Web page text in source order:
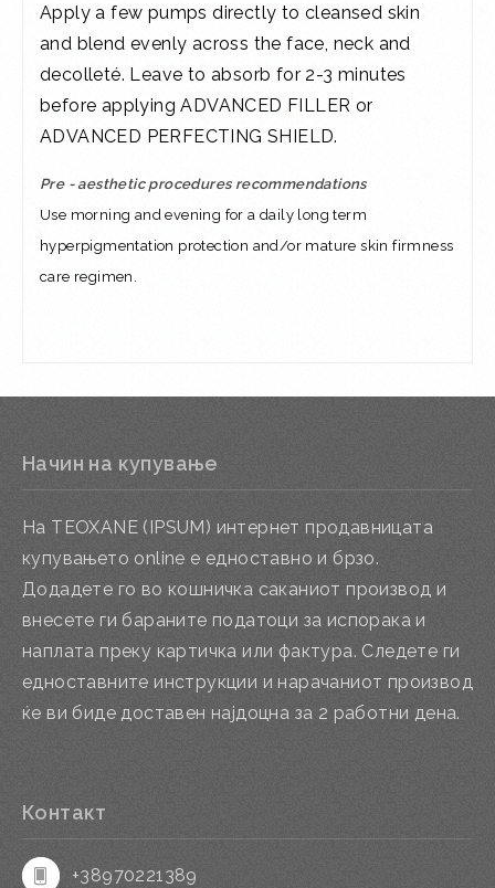
Apply a few pumps directly to cleansed skin
and blend evenly across the face, neck and
decolleté. Leave to absorb for 2-3 minutes
before applying ADVANCED FILLER or
ADVANCED PERFECTING SHIELD.
Pre - aesthetic procedures recommendations
Use morning and evening for a daily long term
hyperpigmentation protection and/or mature skin firmness
care regimen.
Начин на купување
На TEOXANE (IPSUM) интернет продавницата
купувањето online е едноставно и брзо.
Додадете го во кошничка саканиот производ и
внесете ги бараните податоци за испорака и
наплата преку картичка или фактура. Следете ги
едноставните инструкции и нарачаниот производ
ќе ви биде доставен најдоцна за 2 работни дена.
Контакт
+38970221389